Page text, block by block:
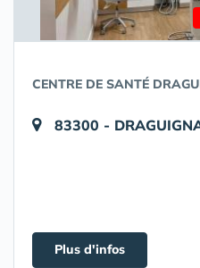
CENTRE DE SANTÉ
83300 -
Plus d'infos